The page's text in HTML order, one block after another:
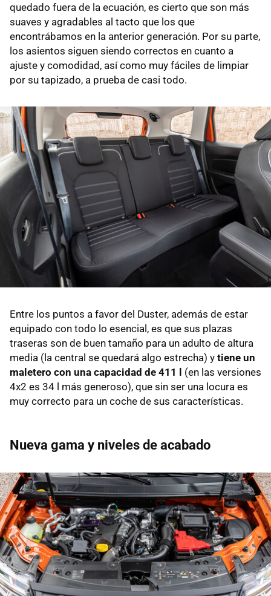
quedado fuera de la ecuación, es cierto que son más
suaves y agradables al tacto que los que
encontrábamos en la anterior generación. Por su parte,
los asientos siguen siendo correctos en cuanto a
ajuste y comodidad, así como muy fáciles de limpiar
por su tapizado, a prueba de casi todo.
Entre los puntos a favor del Duster, además de estar
equipado con todo lo esencial, es que sus plazas
traseras son de buen tamaño para un adulto de altura
media (la central se quedará algo estrecha) y tiene un
maletero con una capacidad de 411 l (en las versiones
4x2 es 34 l más generoso), que sin ser una locura es
muy correcto para un coche de sus características.
Nueva gama y niveles de acabado